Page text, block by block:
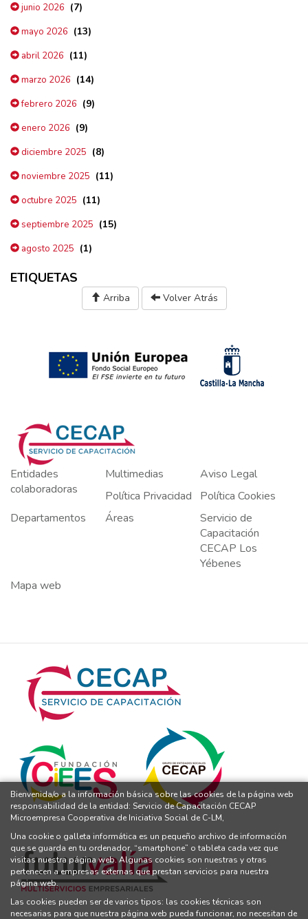
junio 2026 (7)
mayo 2026 (13)
abril 2026 (11)
marzo 2026 (14)
febrero 2026 (9)
enero 2026 (9)
diciembre 2025 (8)
noviembre 2025 (11)
octubre 2025 (11)
septiembre 2025 (15)
agosto 2025 (1)
ETIQUETAS
Arriba Volver Atrás
Entidades
colaboradoras
Multimedias
Aviso Legal
Política Privacidad
Política Cookies
Departamentos
Áreas
Servicio de
Capacitación
CECAP Los
Yébenes
Mapa web
Bienvenida/o a la información básica sobre las cookies de la página web
responsabilidad de la entidad: Servicio de Capacitación CECAP
Microempresa Cooperativa de Iniciativa Social de C-LM,
Una cookie o galleta informática es un pequeño archivo de información
que se guarda en tu ordenador, “smartphone” o tableta cada vez que
visitas nuestra página web. Algunas cookies son nuestras y otras
pertenecen a empresas externas que prestan servicios para nuestra
página web.
Las cookies pueden ser de varios tipos: las cookies técnicas son
necesarias para que nuestra página web pueda funcionar, no necesitan de